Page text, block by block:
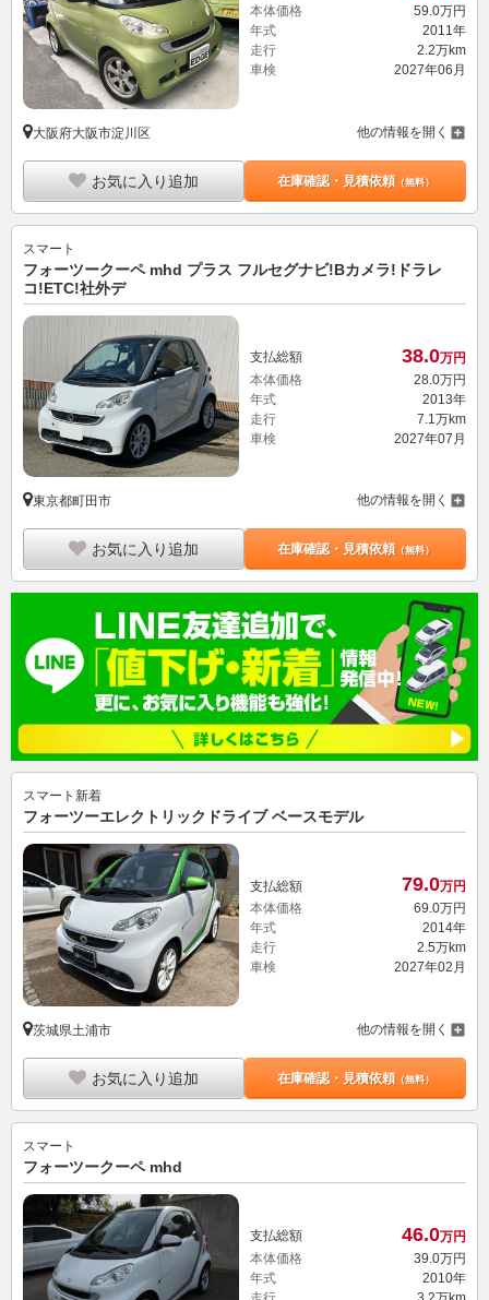
本体価格
59.0万円
年式
2011年
走行
2.2万km
車検
2027年06月
大阪府大阪市淀川区 他の情報を開く
お気に入り追加 在庫確認・見積依頼（無料）
スマート
フォーツークーペ mhd プラス フルセグナビ!Bカメラ!ドラレ
コ!ETC!社外デ
支払総額 38.0万円
本体価格
28. 0万円
年式
2013年
走行
7.1万km
車検
2027年07月
東京都町田市 他の情報を開く
お気に入り追加 在庫確認・見積依頼（無料）
スマート 新着
フォーツーエレクトリックドライブ ベースモデル
支払総額 79.0万円
本体価格
69.0万円
年式
2014年
走行
2.5万km
車検
2027年02月
茨城県土浦市 他の情報を開く
お気に入り追加 在庫確認・見積依頼（無料）
スマート
フォーツークーペ mhd
支払総額 46.0万円
本体価格
39. 0万円
年式
2010年